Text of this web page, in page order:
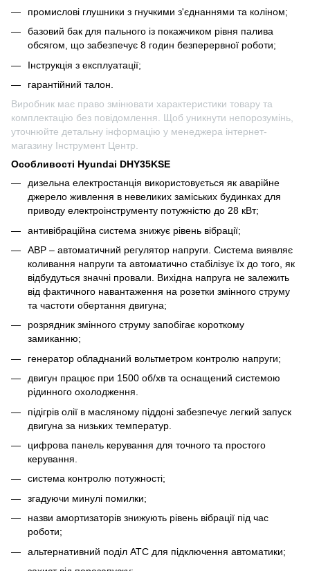
промислові глушники з гнучкими з'єднаннями та коліном;
базовий бак для пального із покажчиком рівня палива
обсягом, що забезпечує 8 годин безперервної роботи;
Інструкція з експлуатації;
гарантійний талон.
Виробник має право змінювати характеристики товару та
комплектацію без повідомлення. Щоб уникнути непорозумінь,
уточнюйте детальну інформацію у менеджера інтернет-
магазину Інструмент Центр.
Особливості Hyundai DHY35KSE
дизельна електростанція використовується як аварійне
джерело живлення в невеликих заміських будинках для
приводу електроінструменту потужністю до 28 кВт;
антивібраційна система знижує рівень вібрації;
АВР – автоматичний регулятор напруги. Система виявляє
коливання напруги та автоматично стабілізує їх до того, як
відбудуться значні провали. Вихідна напруга не залежить
від фактичного навантаження на розетки змінного струму
та частоти обертання двигуна;
розрядник змінного струму запобігає короткому
замиканню;
генератор обладнаний вольтметром контролю напруги;
двигун працює при 1500 об/хв та оснащений системою
рідинного охолодження.
підігрів олії в масляному піддоні забезпечує легкий запуск
двигуна за низьких температур.
цифрова панель керування для точного та простого
керування.
система контролю потужності;
згадуючи минулі помилки;
назви амортизаторів знижують рівень вібрації під час
роботи;
альтернативний поділ АТС для підключення автоматики;